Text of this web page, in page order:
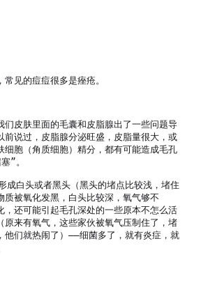
见的痘痘很多是痤疮。
们皮肤里面的毛囊和皮脂腺出了一些问题导
前说过，皮脂腺分泌旺盛，皮脂量很大，或
细胞（角质细胞）精分，都有可能造成毛孔
”。
成白头或者黑头（黑头的堵点比较浅，堵住
质被氧化发黑，白头比较深，氧气够不
，还可能引起毛孔深处的一些原本不怎么活
原来有氧气，这些家伙被氧气压制住了，堵
他们就热闹了）——细菌多了，就有炎症，就